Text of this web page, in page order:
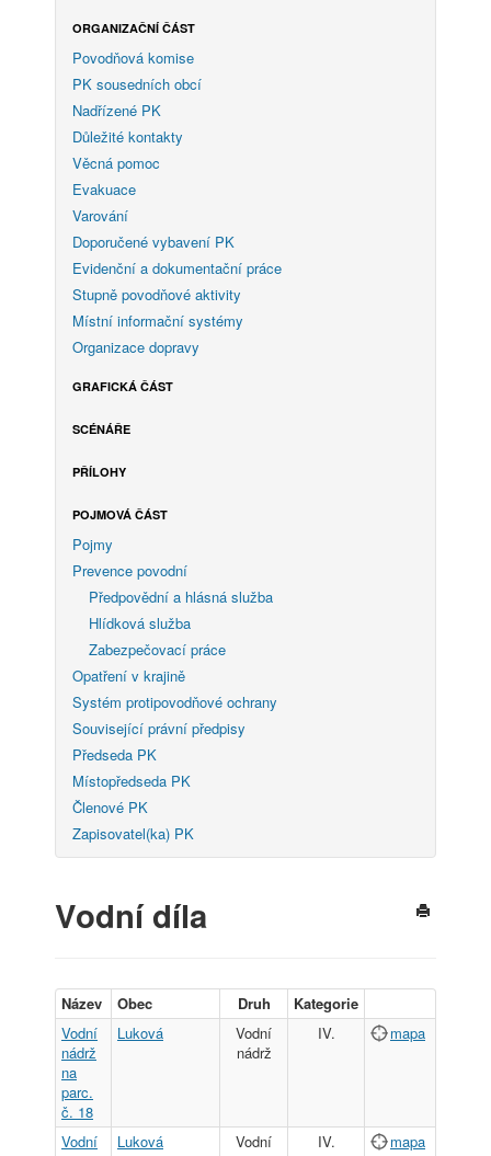
ORGANIZAČNÍ ČÁST
Povodňová komise
PK sousedních obcí
Nadřízené PK
Důležité kontakty
Věcná pomoc
Evakuace
Varování
Doporučené vybavení PK
Evidenční a dokumentační práce
Stupně povodňové aktivity
Místní informační systémy
Organizace dopravy
GRAFICKÁ ČÁST
SCÉNÁŘE
PŘÍLOHY
POJMOVÁ ČÁST
Pojmy
Prevence povodní
Předpovědní a hlásná služba
Hlídková služba
Zabezpečovací práce
Opatření v krajině
Systém protipovodňové ochrany
Související právní předpisy
Předseda PK
Místopředseda PK
Členové PK
Zapisovatel(ka) PK
Vodní díla
Název Obec Druh
Kategorie
Vodní
nádrž
na
parc.
č. 18
Luková
Vodní
nádrž
IV. mapa
Vodní
Luková
Vodní
IV. mapa